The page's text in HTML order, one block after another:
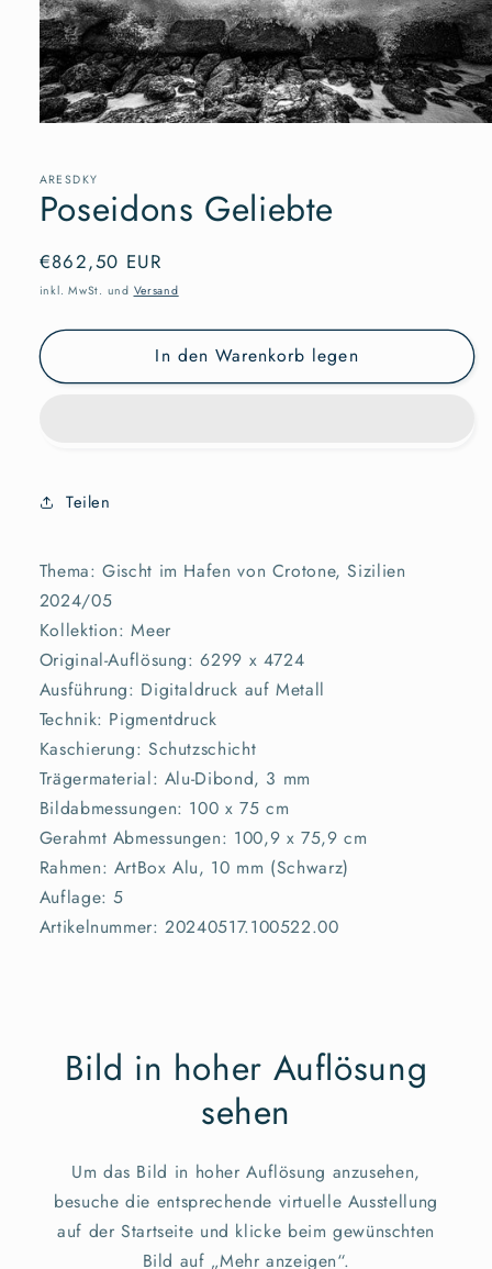
Modal
öffnen
ARESDKY
Poseidons Geliebte
Normaler
Preis
€862,50 EUR
inkl. MwSt. und Versand
In den Warenkorb legen
Teilen
Thema: Gischt im Hafen von Crotone, Sizilien
2024/05
Kollektion: Meer
Original-Auflösung: 6299 x 4724
Ausführung: Digitaldruck auf Metall
Technik: Pigmentdruck
Kaschierung: Schutzschicht
Trägermaterial: Alu-Dibond, 3 mm
Bildabmessungen: 100 x 75 cm
Gerahmt Abmessungen: 100,9 x 75,9 cm
Rahmen: ArtBox Alu, 10 mm (Schwarz)
Auflage: 5
Artikelnummer: 20240517.100522.00
Bild in hoher Auflösung
sehen
Um das Bild in hoher Auflösung anzusehen,
besuche die entsprechende virtuelle Ausstellung
auf der Startseite und klicke beim gewünschten
Bild auf „Mehr anzeigen“.